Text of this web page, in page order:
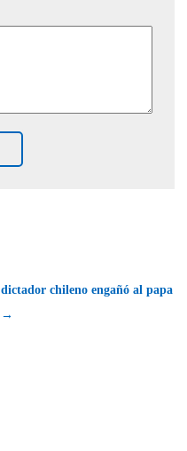
dictador chileno engañó al papa
→